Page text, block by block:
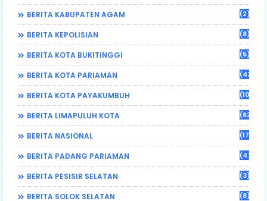
BERITA KABUPATEN AGAM (2)
BERITA KEPOLISIAN (8)
BERITA KOTA BUKITINGGI (5)
BERITA KOTA PARIAMAN (43)
BERITA KOTA PAYAKUMBUH (108)
BERITA LIMAPULUH KOTA (62)
BERITA NASIONAL (17)
BERITA PADANG PARIAMAN (470)
BERITA PESISIR SELATAN (3)
BERITA SOLOK SELATAN (8)